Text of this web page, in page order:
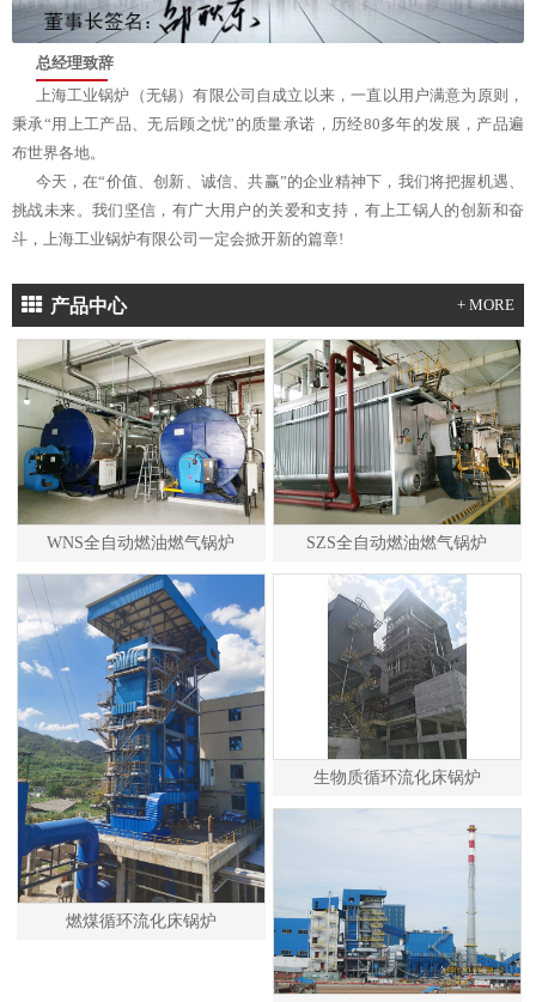
总经理致辞
上海工业锅炉（无锡）有限公司自成立以来，一直以用户满意为原则，
秉承“用上工产品、无后顾之忧”的质量承诺，历经80多年的发展，产品遍
布世界各地。
今天，在“价值、创新、诚信、共赢”的企业精神下，我们将把握机遇、
挑战未来。我们坚信，有广大用户的关爱和支持，有上工锅人的创新和奋
斗，上海工业锅炉有限公司一定会掀开新的篇章!
产品中心 + MORE
WNS全自动燃油燃气锅炉 SZS全自动燃油燃气锅炉
燃煤循环流化床锅炉
生物质循环流化床锅炉